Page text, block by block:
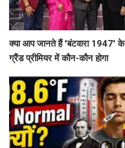
क्या आप जानते हैं 'बंटवारा 1947' के
ग्रैंड प्रीमियर में कौन-कौन होगा